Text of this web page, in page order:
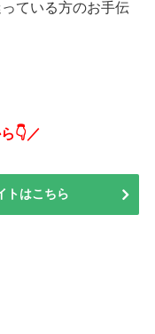
ている方のお手伝
👇／
トはこちら